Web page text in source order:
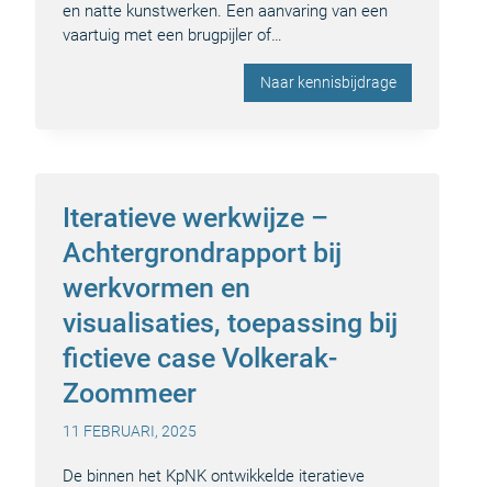
en natte kunstwerken. Een aanvaring van een
vaartuig met een brugpijler of…
Naar kennisbijdrage
Iteratieve werkwijze –
Achtergrondrapport bij
werkvormen en
visualisaties, toepassing bij
fictieve case Volkerak-
Zoommeer
11 FEBRUARI, 2025
De binnen het KpNK ontwikkelde iteratieve